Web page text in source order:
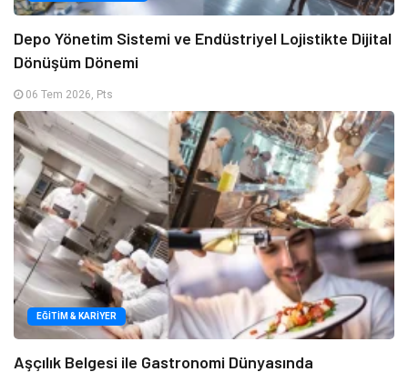
Depo Yönetim Sistemi ve Endüstriyel Lojistikte Dijital
Dönüşüm Dönemi
06 Tem 2026, Pts
EĞITIM & KARIYER
Aşçılık Belgesi ile Gastronomi Dünyasında